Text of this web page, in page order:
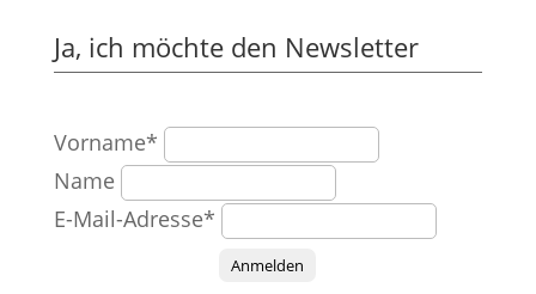
Ja, ich möchte den Newsletter
Vorname*
Name
E-Mail-Adresse*
Anmelden